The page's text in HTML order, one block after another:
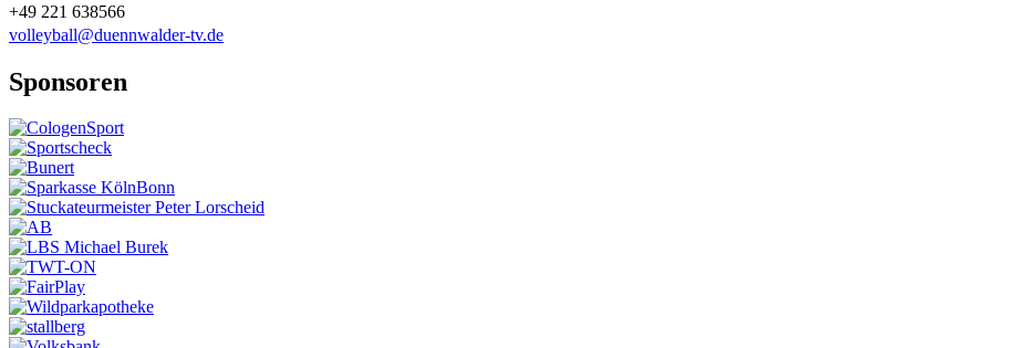
+49 221 638566
volleyball@duennwalder-tv.de
Sponsoren